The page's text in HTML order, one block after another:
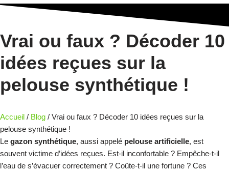
Vrai ou faux ? Décoder 10
idées reçues sur la
pelouse synthétique !
Accueil / Blog / Vrai ou faux ? Décoder 10 idées reçues sur la
pelouse synthétique !
Le gazon synthétique, aussi appelé pelouse artificielle, est
souvent victime d’idées reçues. Est-il inconfortable ? Empêche-t-il
l’eau de s’évacuer correctement ? Coûte-t-il une fortune ? Ces